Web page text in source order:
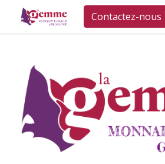
Contactez-nous